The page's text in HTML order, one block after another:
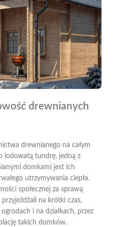
drewnianych
drewnianego na całym
lodowatą tundrę, jedną z
domkami jest ich
utrzymywania ciepła.
społecznej za sprawą
na krótki czas,
i na działkach, przez
takich domków.